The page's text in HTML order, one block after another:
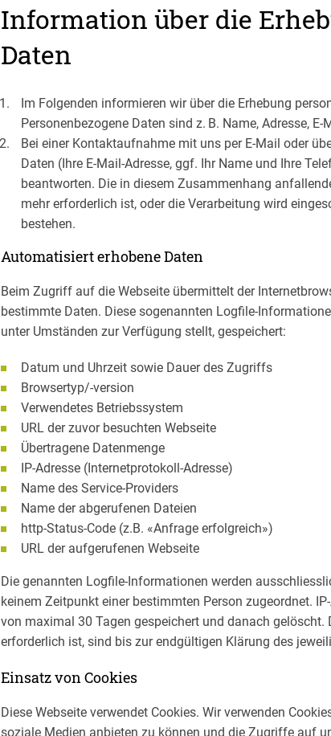
Information über die
Daten
Im Folgenden informieren wir über die Erhebung
Personenbezogene Daten sind z. B. Name, Adresse,
Bei einer Kontaktaufnahme mit uns per E-Mail oder
Daten (Ihre E-Mail-Adresse, ggf. Ihr Name und Ihre
beantworten. Die in diesem Zusammenhang
mehr erforderlich ist, oder die Verarbeitung wird
bestehen.
Automatisiert erhobene Daten
Beim Zugriff auf die Webseite übermittelt der
bestimmte Daten. Diese sogenannten Logfile-
unter Umständen zur Verfügung stellt, gespeichert:
Datum und Uhrzeit sowie Dauer des Zugriffs
Browsertyp/-version
Verwendetes Betriebssystem
URL der zuvor besuchten Webseite
Übertragene Datenmenge
IP-Adresse (Internetprotokoll-Adresse)
Name des Service-Providers
Name der abgerufenen Dateien
http-Status-Code (z.B. «Anfrage erfolgreich»)
URL der aufgerufenen Webseite
Die genannten Logfile-Informationen werden
keinem Zeitpunkt einer bestimmten Person zugeordnet.
von maximal 30 Tagen gespeichert und danach
erforderlich ist, sind bis zur endgültigen Klärung des
Einsatz von Cookies
Diese Webseite verwendet Cookies. Wir verwenden
soziale Medien anbieten zu können und die Zugriffe auf